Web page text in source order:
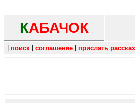
КАБАЧОК
поиск соглашение прислать рассказ